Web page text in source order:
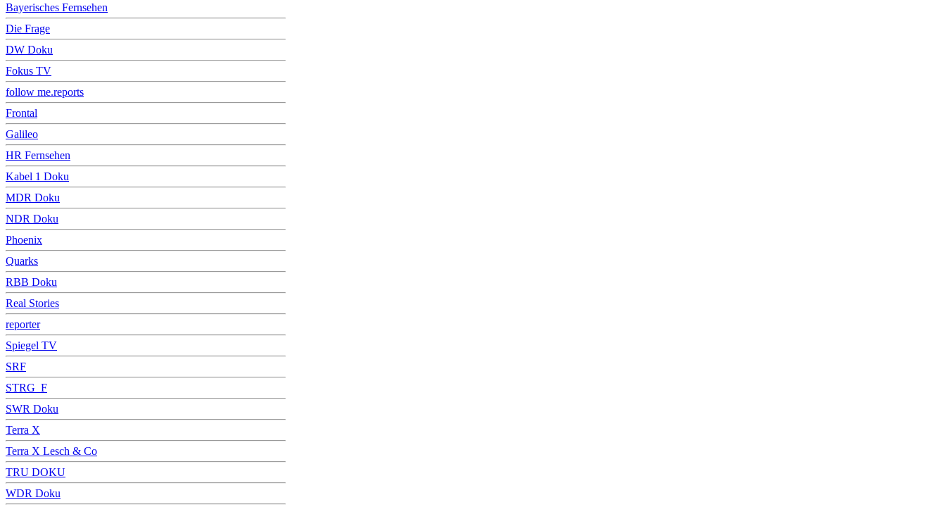
Bayerisches Fernsehen
Die Frage
DW Doku
Fokus TV
follow me.reports
Frontal
Galileo
HR Fernsehen
Kabel 1 Doku
MDR Doku
NDR Doku
Phoenix
Quarks
RBB Doku
Real Stories
reporter
Spiegel TV
SRF
STRG_F
SWR Doku
Terra X
Terra X Lesch & Co
TRU DOKU
WDR Doku